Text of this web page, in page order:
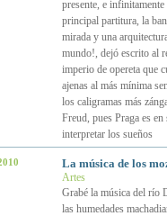
presente, e
principal partitura, la
mirada y una
mundo!, dejó escrito al
imperio de opereta que
ajenas al más mínima
los caligramas más
Freud, pues Praga es
interpretar los sueños
La música de los
Artes
Grabé la música del río
las humedades